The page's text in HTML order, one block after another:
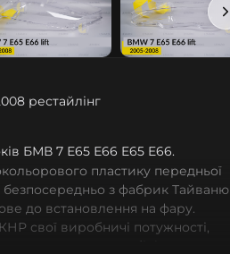
рестайлінг
БМВ 7 Е65 Е66 E65 E66.
пластику передньої
безпосередньо з фабрик Тайваню
до встановлення на фару.
свої виробничі потужності,
сучасних автомобілів мають